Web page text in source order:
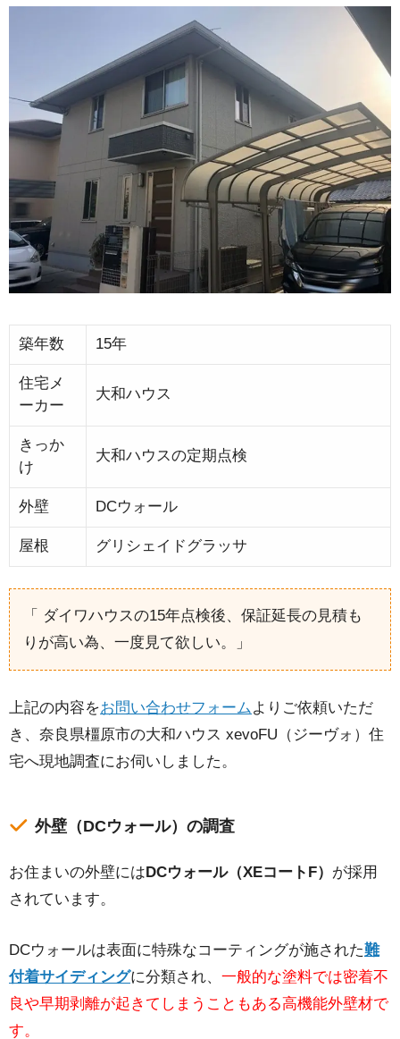
築年数 15年
住宅メ
ーカー
大和ハウス
きっか
け
大和ハウスの定期点検
外壁 DCウォール
屋根 グリシェイドグラッサ
「 ダイワハウスの15年点検後、保証延長の見積も
りが高い為、一度見て欲しい。」
上記の内容をお問い合わせフォームよりご依頼いただ
き、奈良県橿原市の大和ハウス xevoFU（ジーヴォ）住
宅へ現地調査にお伺いしました。
外壁（DCウォール）の調査
お住まいの外壁にはDCウォール（XEコートF） が採用
されています。
DCウォールは表面に特殊なコーティングが施された難
付着サイディングに分類され、 一般的な塗料では密着不
良や早期剥離が起きてしまうこともある高機能外壁材で
す。